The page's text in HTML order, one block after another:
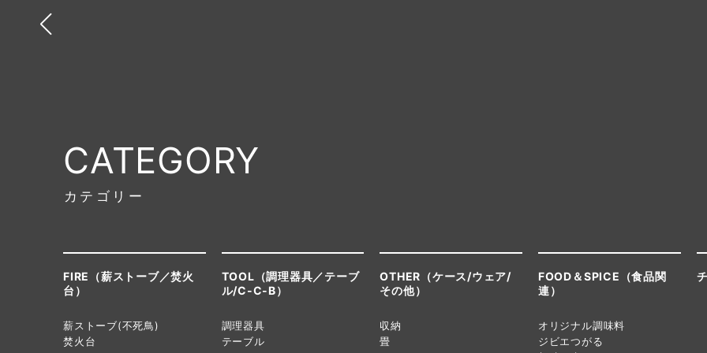
CATEGORY
カテゴリー
FIRE（薪ストーブ／焚火
台）
薪ストーブ(不死鳥)
焚火台
TOOL（調理器具／テーブ
ル/C-C-B）
調理器具
テーブル
OTHER（ケース/ウェア/
その他）
収納
畳
FOOD＆SPICE（食品関
連）
オリジナル調味料
ジビエつがる